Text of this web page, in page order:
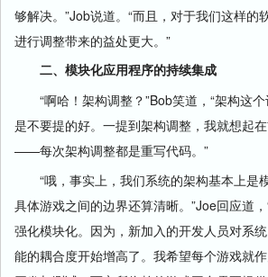
够解决。”Job说道。“而且，对于我们这样的
进行调整带来的益处更大。”
二、模块化应用程序的持续集成
“啊哈！架构调整？”Bob笑道，“架构这
是不要提的好。一提到架构调整，我就想起
——每次架构调整都是重写代码。”
“哦，事实上，我们系统的架构基本上是
具体游戏之间的边界还算清晰。”Joe回应道
强化模块化。因为，新加入的开发人员对系
能的耦合度开始增高了。我希望每个游戏就